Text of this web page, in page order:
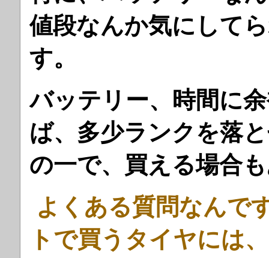
値段なんか気にして
す。
バッテリー、時間に
ば、多少ランクを落
の一で、買える場合
よくある質問なん
トで買うタイヤには